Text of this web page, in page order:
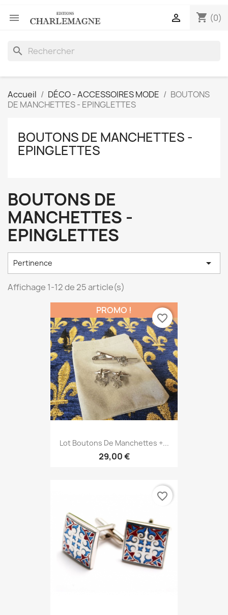
 shopping_cart (0)

search
Accueil DÉCO - ACCESSOIRES MODE
BOUTONS
DE MANCHETTES - EPINGLETTES
BOUTONS DE MANCHETTES -
EPINGLETTES
BOUTONS DE
MANCHETTES -
EPINGLETTES
Pertinence 
Affichage 1-12 de 25 article(s)
Lot Boutons De Manchettes +...
29,00 €
PROMO !
favorite_border
favorite_border